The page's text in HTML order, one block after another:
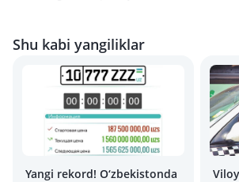
Shu kabi yangiliklar
Yangi rekord! O‘zbekistonda